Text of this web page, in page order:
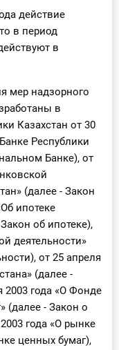
действие
в период
в
мер надзорного
в
Казахстан от 30
Республики
Банке), от
(далее - Закон
ипотеке
об ипотеке),
деятельности»
от 25 апреля
(далее -
2003 года «О Фонде
(далее - Закон о
года «О рынке
ценных бумаг),